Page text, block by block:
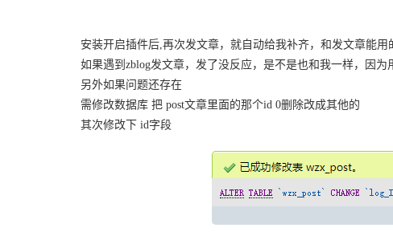
安装开启插件后,再次发文章，就自动给我补齐，和发文章能用
如果遇到zblog发文章，发了没反应，是不是也和我一样，因
另外如果问题还存在
需修改数据库 把 post文章里面的那个id 0删除改成其他的
其次修改下 id字段